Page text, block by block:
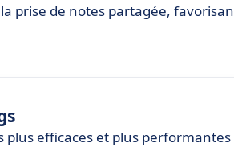
prise de notes partagée,
plus efficaces et plus performantes